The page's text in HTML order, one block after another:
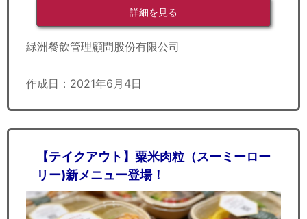
詳細を見る
緑洲餐飲管理顧問股份有限公司
作成日：2021年6月4日
【テイクアウト】粟米肉粒（スーミーロー
リー)新メニュー登場！